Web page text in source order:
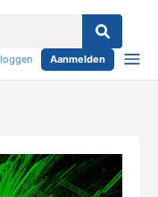
Aanmelden